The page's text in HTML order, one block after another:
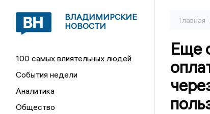
ВЛАДИМИРСКИЕ
НОВОСТИ
100 самых влиятельных людей
События недели
Аналитика
Общество
Главная
Еще